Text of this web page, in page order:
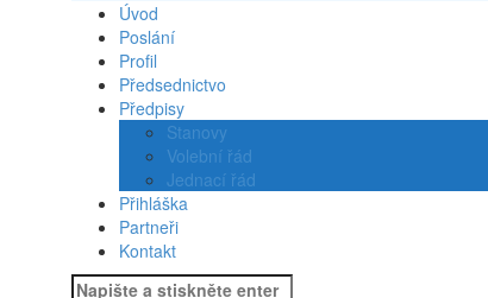
Úvod
Poslání
Profil
Předsednictvo
Předpisy
Stanovy
Volební řád
Jednací řád
Přihláška
Partneři
Kontakt
Hledat: